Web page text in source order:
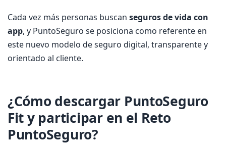
Cada vez más personas buscan seguros de vida con
app, y PuntoSeguro se posiciona como referente en
este nuevo modelo de seguro digital, transparente y
orientado al cliente.
¿Cómo descargar PuntoSeguro
Fit y participar en el Reto
PuntoSeguro?